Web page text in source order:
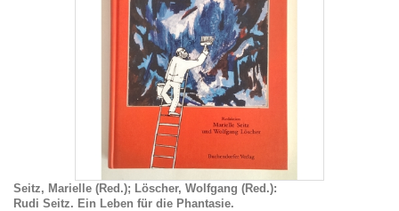
Seitz, Marielle (Red.); Löscher, Wolfgang (Red.):
Rudi Seitz. Ein Leben für die Phantasie.